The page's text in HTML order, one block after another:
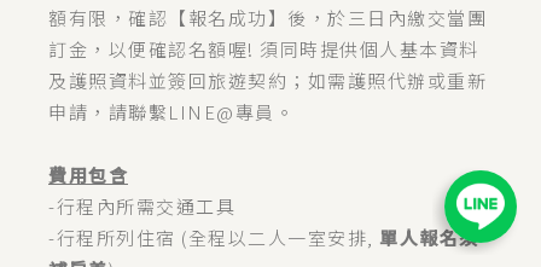
額有限，確認【報名成功】後，於三日內繳交當團
訂金，以便確認名額喔! 須同時提供個人基本資料
及護照資料並簽回旅遊契約；如需護照代辦或重新
申請，請聯繫LINE@專員。
費用包含
-行程內所需交通工具
-行程所列住宿 (全程以二人一室安排, 單人報名須